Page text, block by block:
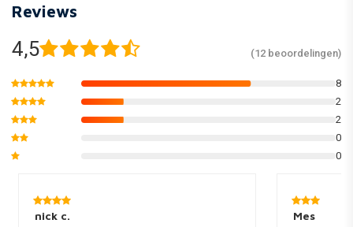
Reviews
4,5 (12 beoordelingen)
8
2
2
0
0
nick c. Mes